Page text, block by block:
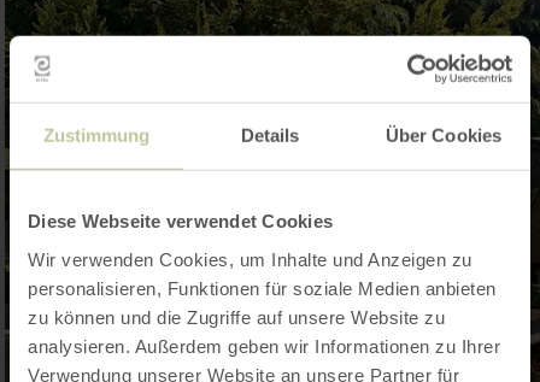
Zustimmung Details Über Cookies
Diese Webseite verwendet Cookies
Wir verwenden Cookies, um Inhalte und Anzeigen zu
personalisieren, Funktionen für soziale Medien anbieten
zu können und die Zugriffe auf unsere Website zu
analysieren. Außerdem geben wir Informationen zu Ihrer
Verwendung unserer Website an unsere Partner für